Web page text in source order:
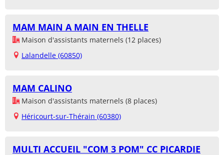
MAM MAIN A MAIN EN THELLE
Maison d'assistants maternels (12 places)
Lalandelle (60850)
MAM CALINO
Maison d'assistants maternels (8 places)
Héricourt-sur-Thérain (60380)
MULTI ACCUEIL "COM 3 POM" CC PICARDIE